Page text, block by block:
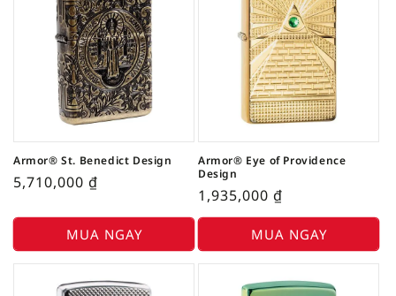
Armor® St. Benedict Design
5,710,000 ₫
MUA NGAY
Armor® Eye of Providence
Design
1,935,000 ₫
MUA NGAY